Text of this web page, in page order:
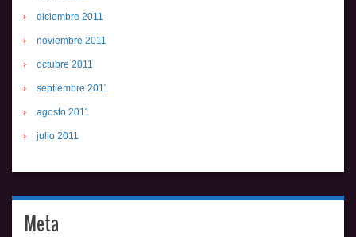
diciembre 2011
noviembre 2011
octubre 2011
septiembre 2011
agosto 2011
julio 2011
Meta